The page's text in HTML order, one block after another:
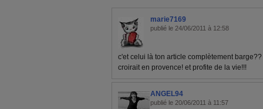
marie7169
publié le 24/06/2011 à 12:58
c'et celui là ton article complètement
croirait en provence! et profite de la vie!!!
ANGEL94
publié le 20/06/2011 à 11:57